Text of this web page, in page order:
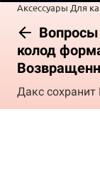
Аксессуары Для
Вопросы
колод
Дакс